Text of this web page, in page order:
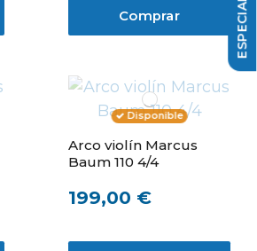
Comprar
Disponible
Arco violín Marcus
Baum 110 4/4
199,00 €